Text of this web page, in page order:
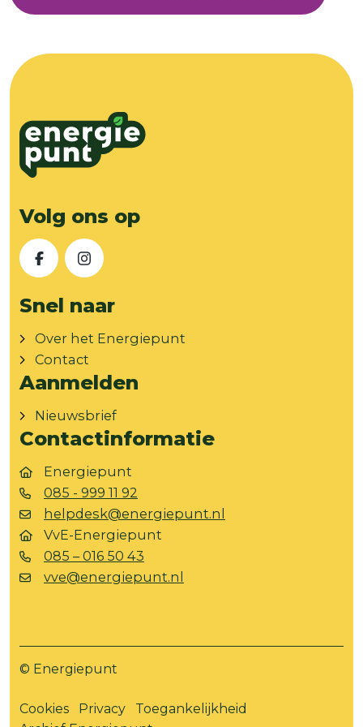
Volg ons op
FacebookInstagram
Snel naar
Over het Energiepunt
Contact
Aanmelden
Nieuwsbrief
Contactinformatie
Energiepunt
085 - 999 11 92
helpdesk@energiepunt.nl
VvE-Energiepunt
085 – 016 50 43
vve@energiepunt.nl
© Energiepunt
Cookies Privacy
Toegankelijkheid